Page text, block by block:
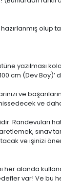
yazılması
cm (Dev
ve
ve
ve işinizi
her alanda
var! Ve bu